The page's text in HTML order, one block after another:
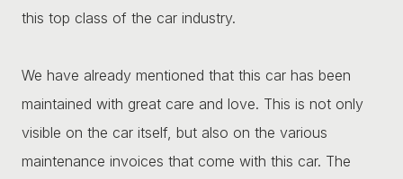
this top class of the car industry.
We have already mentioned that this car has been
maintained with great care and love. This is not only
visible on the car itself, but also on the various
maintenance invoices that come with this car. The